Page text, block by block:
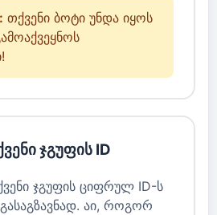
თქვენი ბოტი უნდა იყოს
ჯგუფის ID
ჯგუფის ციფრულ ID-ს
გასაგზავნად. აი, როგორ